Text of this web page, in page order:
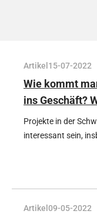
Artikel 15-07-2022
Wie kommt
ins Geschäft?
Projekte in der
interessant sein,
Europäischen
achten müssen um
umsetzen zu
Artikel 09-05-2022